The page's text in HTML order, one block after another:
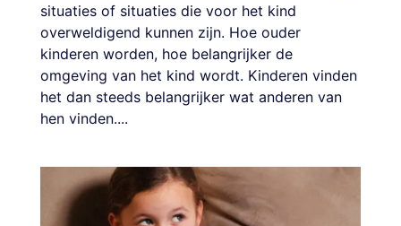
situaties of situaties die voor het kind
overweldigend kunnen zijn. Hoe ouder
kinderen worden, hoe belangrijker de
omgeving van het kind wordt. Kinderen vinden
het dan steeds belangrijker wat anderen van
hen vinden....